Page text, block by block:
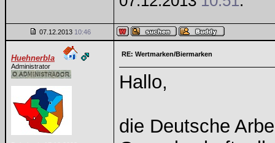
07.12.2013 10:46
Huehnerbla
Administrator
RE: Wertmarken/Biermarken
Hallo,
die Deutsche